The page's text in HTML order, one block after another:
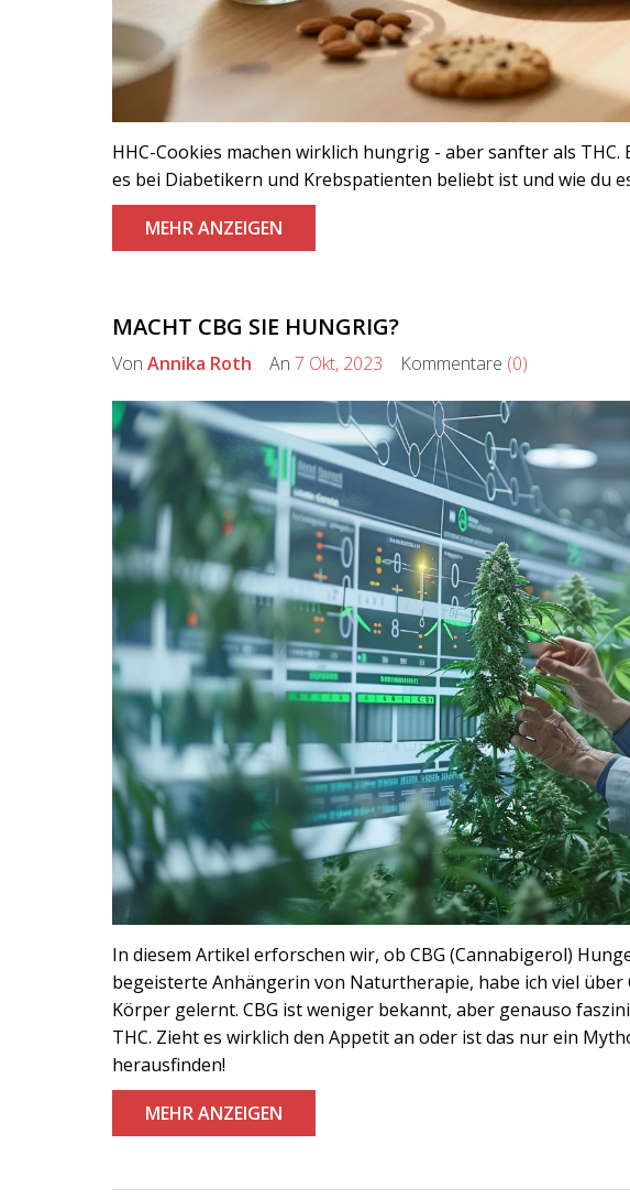
HHC-Cookies machen wirklich hungrig - aber sanfter als
es bei Diabetikern und Krebspatienten beliebt ist und wie du
MEHR ANZEIGEN
MACHT CBG SIE HUNGRIG?
Von Annika Roth An 7 Okt, 2023 Kommentare (0)
In diesem Artikel erforschen wir, ob CBG (Cannabigerol)
begeisterte Anhängerin von Naturtherapie, habe ich viel
Körper gelernt. CBG ist weniger bekannt, aber genauso
THC. Zieht es wirklich den Appetit an oder ist das nur ein
herausfinden!
MEHR ANZEIGEN